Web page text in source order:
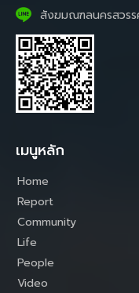
สังฆมณฑลนครสวร
เมนูหลัก
Home
Report
Community
Life
People
Video